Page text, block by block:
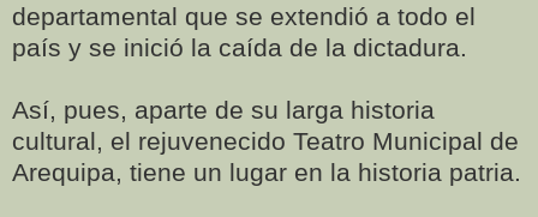
departamental que se extendió a todo el
país y se inició la caída de la dictadura.
Así, pues, aparte de su larga historia
cultural, el rejuvenecido Teatro Municipal de
Arequipa, tiene un lugar en la historia patria.